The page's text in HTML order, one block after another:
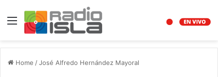
Menu
Home /José Alfredo Hernández Mayoral